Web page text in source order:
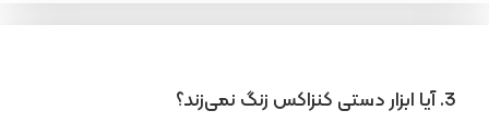
3. آیا ابزار دستی کنزاکس زنگ نمی‌زند؟